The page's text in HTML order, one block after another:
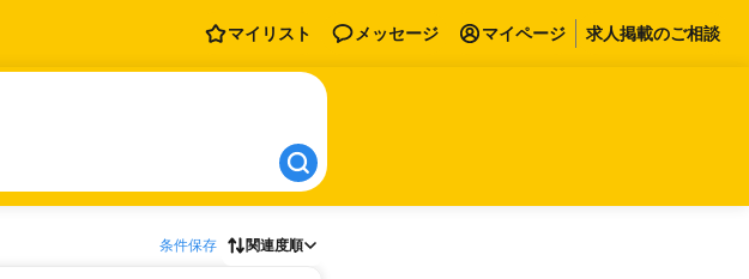
マイリスト メッセージ マイページ 求人掲載のご相談
条件保存 関連度順